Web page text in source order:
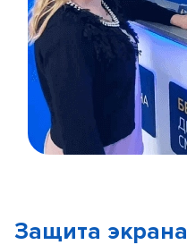
5
Защита экрана